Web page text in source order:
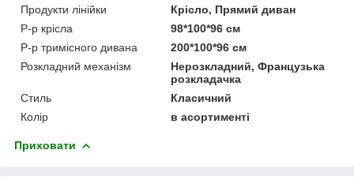
Продукти лінійки
Крісло, Прямий диван
Р-р крісла
98*100*96 см
Р-р тримісного дивана
200*100*96 см
Розкладний механізм
Нерозкладний, Французька
розкладачка
Стиль
Класичний
Колір
в асортименті
Приховати